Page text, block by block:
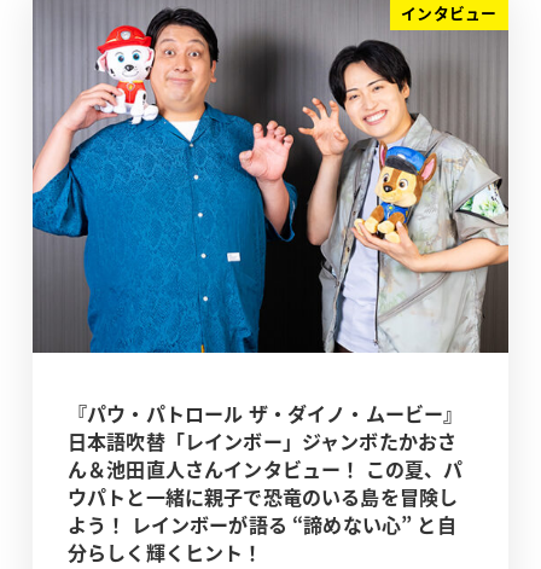
インタビュー
『パウ・パトロール ザ・ダイノ・ムービー』
日本語吹替「レインボー」ジャンボたかおさ
ん＆池田直人さんインタビュー！ この夏、パ
ウパトと一緒に親子で恐竜のいる島を冒険し
よう！ レインボーが語る “諦めない心” と自
分らしく輝くヒント！